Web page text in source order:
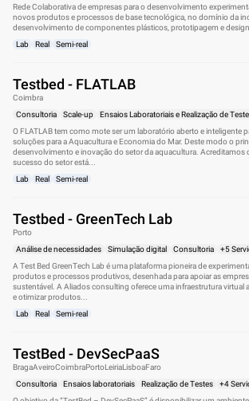
Lab Real Semi-real
Rede Colaborativa de empresas para o desenvolvimento
novos produtos e processos de base tecnológica, no domínio da
desenvolvimento de componentes plásticos, prototipagem e
Testbed - FLATLAB
Lab Real Semi-real
Coimbra
Consultoria
Scale-up Ensaios Laboratoriais e Realização de
O FLATLAB tem como mote ser um laboratório aberto e inteligente
soluções para a Aquacultura e Economia do Mar. Deste modo o
desenvolvimento e inovação do setor da aquacultura. Acreditamos
sucesso do setor está...
Testbed - GreenTech Lab
Lab Real Semi-real
Porto
Análise de necessidades
Simulação digital Consultoria
+5
A Test Bed GreenTech Lab é uma plataforma pioneira de
produtos e processos produtivos, desenhada para apoiar as
sustentável. A Aliados consulting oferece uma infraestrutura virtual
e otimizar produtos...
TestBed - DevSecPaaS
BragaAveiroCoimbraPortoLeiriaLisboaFaro
Consultoria
Ensaios laboratoriais Realização de Testes
+4